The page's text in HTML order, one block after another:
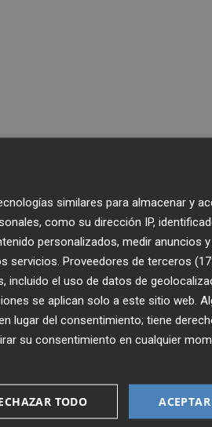
de
tu correo
similares para almacenar y
como su dirección IP,
personalizados, medir anuncios
servicios. Proveedores de terceros
incluido el uso de datos de
se aplican solo a este sitio web.
lugar del consentimiento; tiene
su consentimiento en cualquier
TODO